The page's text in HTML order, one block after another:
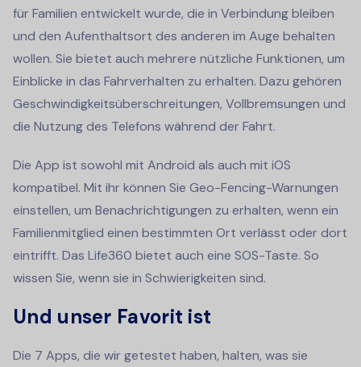
für Familien entwickelt wurde, die in Verbindung bleiben
und den Aufenthaltsort des anderen im Auge behalten
wollen. Sie bietet auch mehrere nützliche Funktionen, um
Einblicke in das Fahrverhalten zu erhalten. Dazu gehören
Geschwindigkeitsüberschreitungen, Vollbremsungen und
die Nutzung des Telefons während der Fahrt.
Die App ist sowohl mit Android als auch mit iOS
kompatibel. Mit ihr können Sie Geo-Fencing-Warnungen
einstellen, um Benachrichtigungen zu erhalten, wenn ein
Familienmitglied einen bestimmten Ort verlässt oder dort
eintrifft. Das Life360 bietet auch eine SOS-Taste. So
wissen Sie, wenn sie in Schwierigkeiten sind.
Und unser Favorit ist
Die 7 Apps, die wir getestet haben, halten, was sie